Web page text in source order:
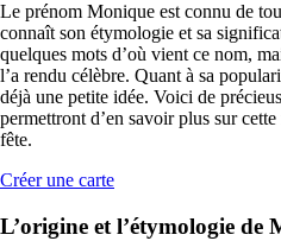
Le prénom Monique est connu de
connaît son étymologie et sa
quelques mots d’où vient ce nom,
l’a rendu célèbre. Quant à sa
déjà une petite idée. Voici de
permettront d’en savoir plus sur
fête.
Créer une carte
L’origine et l’étymologie de